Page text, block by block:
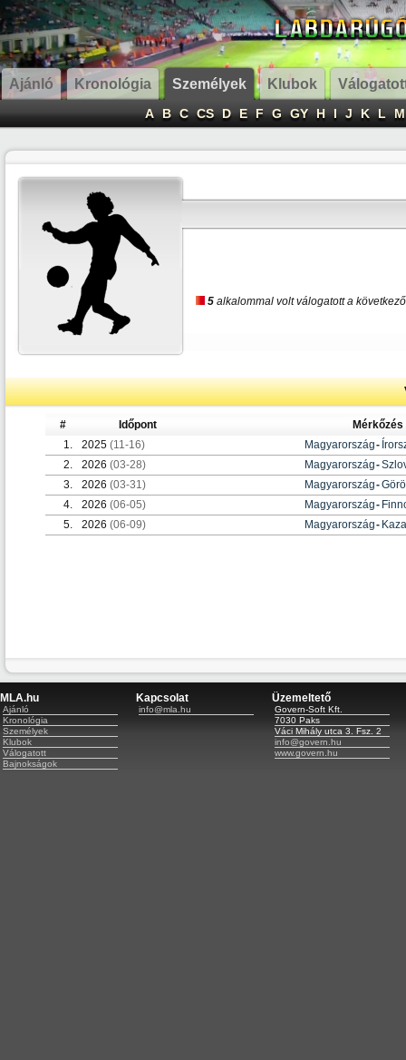
Ajánló Kronológia Személyek Klubok
A B C CS D E F G GY H I J K L M
5 alkalommal volt válogatott a
# Időpont
Mérkőzés
1.
2025 (11-16) Magyarország-
2.
2026 (03-28) Magyarország-
3.
2026 (03-31) Magyarország-
4.
2026 (06-05) Magyarország-
5.
2026 (06-09) Magyarország-
MLA.hu
Ajánló
Kronológia
Személyek
Klubok
Válogatott
Bajnokságok
Kapcsolat
info@mla.hu
Üzemeltető
Govern-Soft Kft.
7030 Paks
Váci Mihály utca 3. Fsz. 2
info@govern.hu
www.govern.hu